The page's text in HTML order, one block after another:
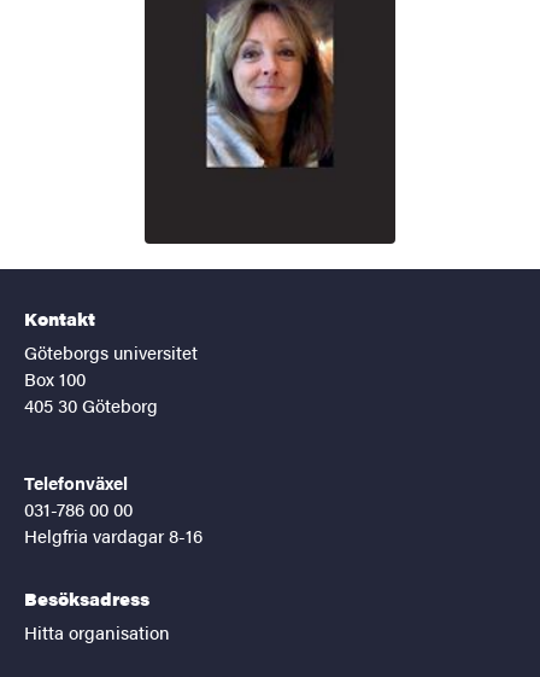
Kontakt
Göteborgs universitet
Box 100
405 30 Göteborg
Telefonväxel
031-786 00 00
Helgfria vardagar 8-16
Besöksadress
Hitta organisation